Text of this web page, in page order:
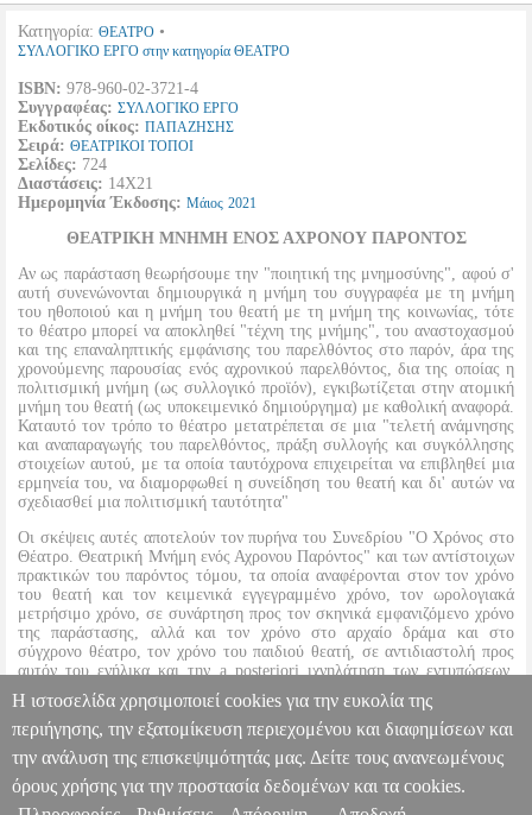
Κατηγορία: ΘΕΑΤΡΟ •
ΣΥΛΛΟΓΙΚΟ ΕΡΓΟ στην κατηγορία ΘΕΑΤΡΟ
ISBN: 978-960-02-3721-4
Συγγραφέας: ΣΥΛΛΟΓΙΚΟ ΕΡΓΟ
Εκδοτικός οίκος: ΠΑΠΑΖΗΣΗΣ
Σειρά: ΘΕΑΤΡΙΚΟΙ ΤΟΠΟΙ
Σελίδες: 724
Διαστάσεις: 14Χ21
Ημερομηνία Έκδοσης: Μάιος 2021
ΘΕΑΤΡΙΚΗ ΜΝΗΜΗ ΕΝΟΣ ΑΧΡΟΝΟΥ ΠΑΡΟΝΤΟΣ
Αν ως παράσταση θεωρήσουμε την "ποιητική της μνημοσύνης", αφού σ'
αυτή συνενώνονται δημιουργικά η μνήμη του συγγραφέα με τη μνήμη
του ηθοποιού και η μνήμη του θεατή με τη μνήμη της κοινωνίας, τότε
το θέατρο μπορεί να αποκληθεί "τέχνη της μνήμης", του αναστοχασμού
και της επαναληπτικής εμφάνισης του παρελθόντος στο παρόν, άρα της
χρονούμενης παρουσίας ενός αχρονικού παρελθόντος, δια της οποίας η
πολιτισμική μνήμη (ως συλλογικό προϊόν), εγκιβωτίζεται στην ατομική
μνήμη του θεατή (ως υποκειμενικό δημιούργημα) με καθολική αναφορά.
Καταυτό τον τρόπο το θέατρο μετατρέπεται σε μια "τελετή ανάμνησης
και αναπαραγωγής του παρελθόντος, πράξη συλλογής και συγκόλλησης
στοιχείων αυτού, με τα οποία ταυτόχρονα επιχειρείται να επιβληθεί μια
ερμηνεία του, να διαμορφωθεί η συνείδηση του θεατή και δι' αυτών να
σχεδιασθεί μια πολιτισμική ταυτότητα"
Οι σκέψεις αυτές αποτελούν τον πυρήνα του Συνεδρίου "Ο Χρόνος στο
Θέατρο. Θεατρική Μνήμη ενός Αχρονου Παρόντος" και των αντίστοιχων
πρακτικών του παρόντος τόμου, τα οποία αναφέρονται στον τον χρόνο
του θεατή και τον κειμενικά εγγεγραμμένο χρόνο, τον ωρολογιακά
μετρήσιμο χρόνο, σε συνάρτηση προς τον σκηνικά εμφανιζόμενο χρόνο
της παράστασης, αλλά και τον χρόνο στο αρχαίο δράμα και στο
σύγχρονο θέατρο, τον χρόνο του παιδιού θεατή, σε αντιδιαστολή προς
αυτόν του ενήλικα και την a posteriori ιχνηλάτηση των εντυπώσεων,
αναμνήσεων και βιωμάτων που προκαλούνται από τη συμμετοχή της
θεώσας συνείδησης στο σκηνικά προσφερόμενο θέαμα.
Ο ΧΡΟΝΟΣ ΣΤΟ ΘΕΑΤΡΟ BKS.0074762 BKS.0074762
ΣΥΛΛΟΓΙΚΟ ΕΡΓΟ ΣΥΛΛΟΓΙΚΟ ΕΡΓΟ ΘΕΑΤΡΟ Κατηγορία:
ΘΕΑΤΡΟ •ΣΥΛΛΟΓΙΚΟ ΕΡΓΟ στην κατηγορία ΘΕΑΤΡΟ ISBN:
Η ιστοσελίδα χρησιμοποιεί cookies για την ευκολία της
περιήγησης, την εξατομίκευση περιεχομένου και διαφημίσεων και
την ανάλυση της επισκεψιμότητάς μας. Δείτε τους ανανεωμένους
όρους χρήσης για την προστασία δεδομένων και τα cookies.